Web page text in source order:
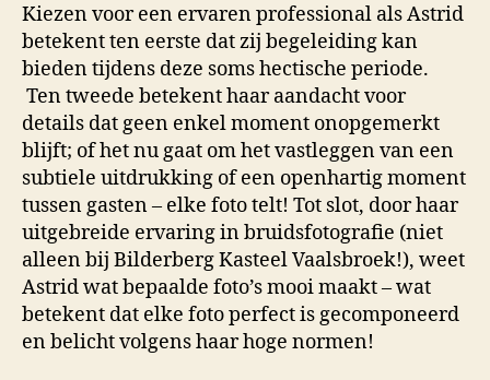
Kiezen voor een ervaren professional als Astrid
betekent ten eerste dat zij begeleiding kan
bieden tijdens deze soms hectische periode.
Ten tweede betekent haar aandacht voor
details dat geen enkel moment onopgemerkt
blijft; of het nu gaat om het vastleggen van een
subtiele uitdrukking of een openhartig moment
tussen gasten – elke foto telt! Tot slot, door haar
uitgebreide ervaring in bruidsfotografie (niet
alleen bij Bilderberg Kasteel Vaalsbroek!), weet
Astrid wat bepaalde foto’s mooi maakt – wat
betekent dat elke foto perfect is gecomponeerd
en belicht volgens haar hoge normen!